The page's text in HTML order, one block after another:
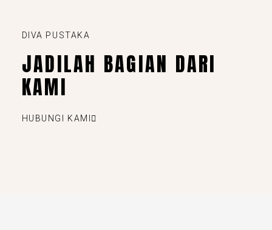
DIVA PUSTAKA
JADILAH BAGIAN DARI
KAMI
HUBUNGI KAMI